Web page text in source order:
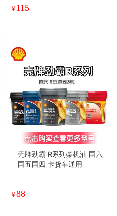
¥ 115
壳牌劲霸 R系列柴机油 国六
国五国四 卡货车通用
¥88